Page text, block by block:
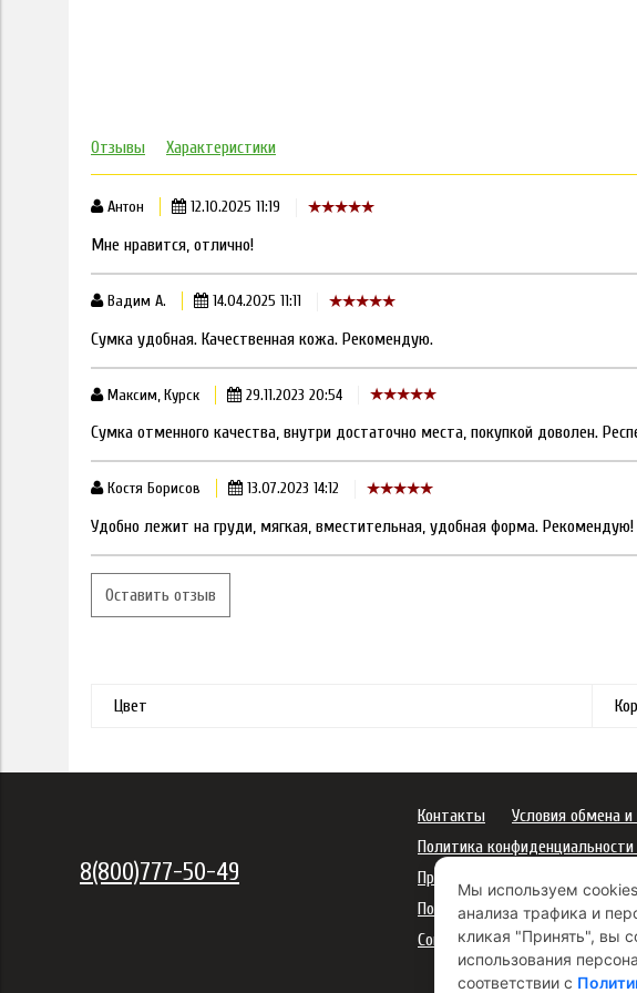
Отзывы Характеристики
Антон 12.10.2025 11:19
Мне нравится, отлично!
Вадим А. 14.04.2025 11:11
Сумка удобная. Качественная кожа. Рекомендую.
Максим, Курск 29.11.2023 20:54
Сумка отменного качества, внутри достаточно места, покупкой доволен.
Костя Борисов 13.07.2023 14:12
Удобно лежит на груди, мягкая, вместительная, удобная форма. Рекомендую!
Оставить отзыв
Цвет
Мы используем
анализа трафика и
кликая "Принять", вы
использования
соответствии с
8(800)777-50-49
Контакты Условия обмена и
Политика
Правила использования
Политика платежей
Согласие на рекламную